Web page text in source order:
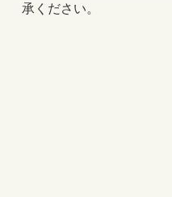
承ください。